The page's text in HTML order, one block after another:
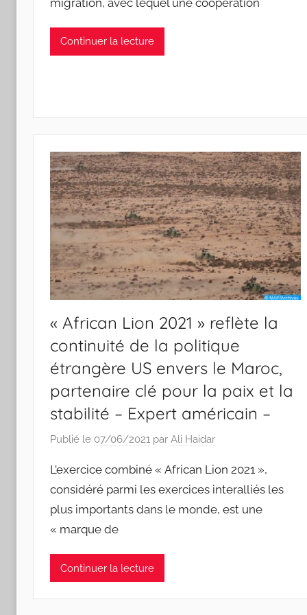
Continuer la lecture
« African Lion 2021 » reflète la
continuité de la politique
étrangère US envers le Maroc,
partenaire clé pour la paix et la
stabilité – Expert américain –
Publié le 07/06/2021 par Ali Haidar
L’exercice combiné « African Lion 2021 »,
considéré parmi les exercices interalliés les
plus importants dans le monde, est une
« marque de
Continuer la lecture